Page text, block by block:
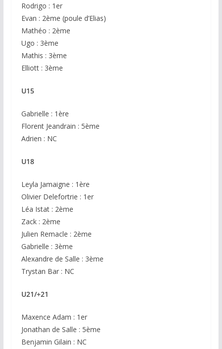
Rodrigo : 1er
Evan : 2ème (poule d’Elias)
Mathéo : 2ème
Ugo : 3ème
Mathis : 3ème
Elliott : 3ème
U15
Gabrielle : 1ère
Florent Jeandrain : 5ème
Adrien : NC
U18
Leyla Jamaigne : 1ère
Olivier Delefortrie : 1er
Léa Istat : 2ème
Zack : 2ème
Julien Remacle : 2ème
Gabrielle : 3ème
Alexandre de Salle : 3ème
Trystan Bar : NC
U21/+21
Maxence Adam : 1er
Jonathan de Salle : 5ème
Benjamin Gilain : NC